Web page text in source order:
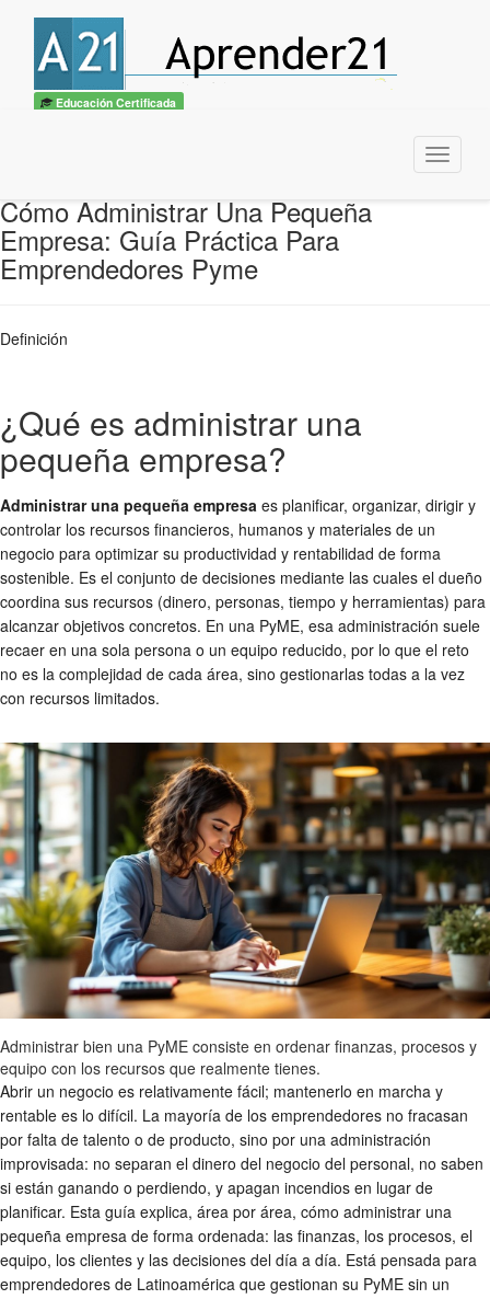
Educación Certificada
Menu
Cómo Administrar Una Pequeña
Empresa: Guía Práctica Para
Emprendedores Pyme
Definición
¿Qué es administrar una
pequeña empresa?
Administrar una pequeña empresa es planificar, organizar, dirigir y
controlar los recursos financieros, humanos y materiales de un
negocio para optimizar su productividad y rentabilidad de forma
sostenible. Es el conjunto de decisiones mediante las cuales el dueño
coordina sus recursos (dinero, personas, tiempo y herramientas) para
alcanzar objetivos concretos. En una PyME, esa administración suele
recaer en una sola persona o un equipo reducido, por lo que el reto
no es la complejidad de cada área, sino gestionarlas todas a la vez
con recursos limitados.
Administrar bien una PyME consiste en ordenar finanzas, procesos y
equipo con los recursos que realmente tienes.
Abrir un negocio es relativamente fácil; mantenerlo en marcha y
rentable es lo difícil. La mayoría de los emprendedores no fracasan
por falta de talento o de producto, sino por una administración
improvisada: no separan el dinero del negocio del personal, no saben
si están ganando o perdiendo, y apagan incendios en lugar de
planificar. Esta guía explica, área por área, cómo administrar una
pequeña empresa de forma ordenada: las finanzas, los procesos, el
equipo, los clientes y las decisiones del día a día. Está pensada para
emprendedores de Latinoamérica que gestionan su PyME sin un